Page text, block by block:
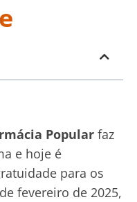
Popular faz
e hoje é
para os
fevereiro de 2025,